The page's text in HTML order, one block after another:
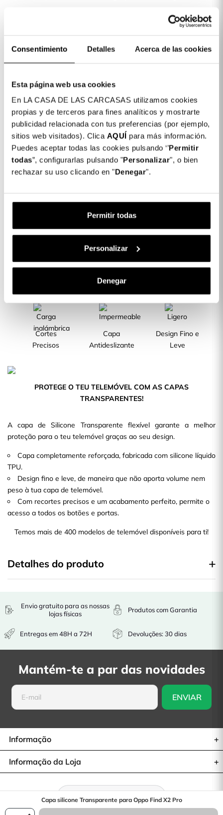
Consentimiento Detalles Acerca de las cookies
Esta página web usa cookies
En LA CASA DE LAS CARCASAS utilizamos cookies
propias y de terceros para fines analíticos y mostrarte
publicidad relacionada con tus preferencias (por ejemplo,
sitios web visitados). Clica AQUÍ para más información.
Puedes aceptar todas las cookies pulsando ‘’Permitir
todas”, configurarlas pulsando "Personalizar", o bien
rechazar su uso clicando en "Denegar".
Permitir todas
Personalizar
Denegar
Capa completamente reforçada, fabricada com silicone
nem peso à tua capa de telemóvel.
Temos mais de 400 modelos de telemóvel disponíveis para
ti!
Detalhes do produto
Capa silicone Transparente para Oppo Find X2 Pro
Capa silicone Transparente para Oppo
Find X2 Pro
Descrição
CARACTERÍSTICAS DO PRODUTO
Silicone Flexível
Transparente
Cortes
Precisos
Capa
Antideslizante
Design Fino e
Leve
PROTEGE O TEU TELEMÓVEL COM AS CAPAS
TRANSPARENTES!
A capa de Silicone Transparente flexível garante a melhor
proteção para o teu telemóvel graças ao seu design.
Capa completamente reforçada, fabricada com silicone líquido
TPU.
Design fino e leve, de maneira que não aporta volume nem
peso à tua capa de telemóvel.
Com recortes precisos e um acabamento perfeito, permite o
acesso a todos os botões e portas.
Temos mais de 400 modelos de telemóvel disponíveis para ti!
Detalhes do produto
Envio gratuito para as nossas
lojas físicas
Entregas em 48H a 72H
Produtos com Garantia
Devoluções: 30 dias
Mantém-te a par das novidades
Informação
Informação da Loja
Retratar-se do contrato